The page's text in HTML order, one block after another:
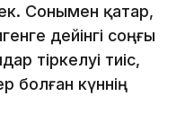
Сонымен қатар,
дейінгі соңғы
тіркелуі тиіс,
болған күннің